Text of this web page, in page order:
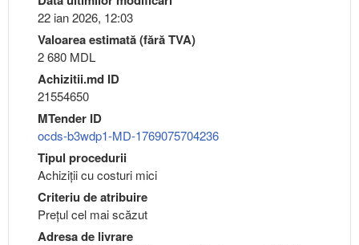
22 ian 2026, 12:03
Valoarea estimată (fără TVA)
2 680 MDL
Achizitii.md ID
21554650
MTender ID
ocds-b3wdp1-MD-1769075704236
Tipul procedurii
Achiziții cu costuri mici
Criteriu de atribuire
Preţul cel mai scăzut
Adresa de livrare